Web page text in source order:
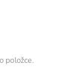
položce.